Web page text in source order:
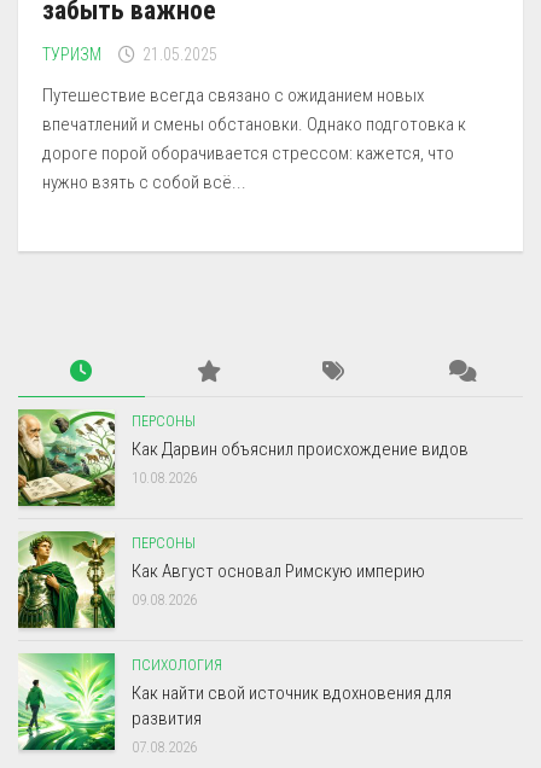
забыть важное
ТУРИЗМ 21.05.2025
Путешествие всегда связано с ожиданием новых
впечатлений и смены обстановки. Однако подготовка к
дороге порой оборачивается стрессом: кажется, что
нужно взять с собой всё...
ПЕРСОНЫ
Как Дарвин объяснил происхождение видов
10.08.2026
ПЕРСОНЫ
Как Август основал Римскую империю
09.08.2026
ПСИХОЛОГИЯ
Как найти свой источник вдохновения для
развития
07.08.2026